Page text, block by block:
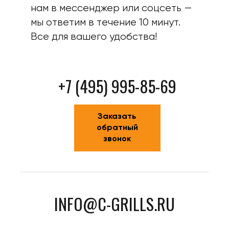
нам в мессенджер или соцсеть —
мы ответим в течение 10 минут.
Все для вашего удобства!
+7 (495) 995-85-69
Заказать
обратный
звонок
INFO@C-GRILLS.RU